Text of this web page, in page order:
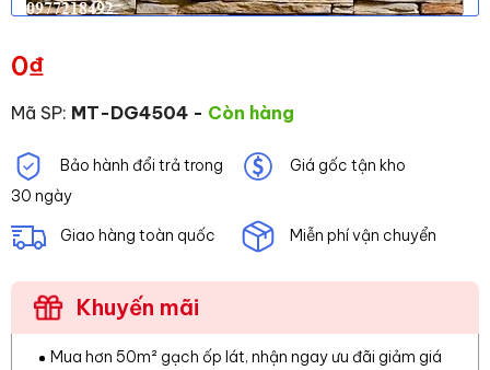
0₫
Mã SP: MT-DG4504 - Còn hàng
Bảo hành đổi trả trong
30 ngày
Giá gốc tận kho
Giao hàng toàn quốc Miễn phí vận chuyển
Khuyến mãi
Mua hơn 50m² gạch ốp lát, nhận ngay ưu đãi giảm giá